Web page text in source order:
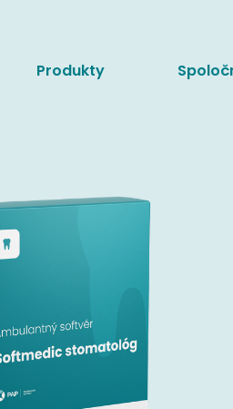
Produkty